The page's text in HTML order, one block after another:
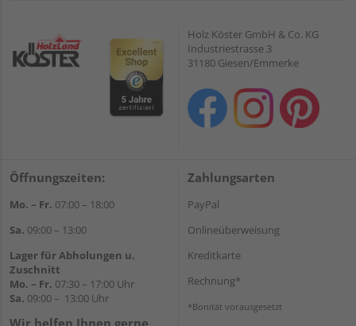
Holz Köster GmbH & Co. KG
Industriestrasse 3
31180 Giesen/Emmerke
Öffnungszeiten:
Mo. – Fr. 07:00 – 18:00
Sa. 09:00 – 13:00
Lager für Abholungen u.
Zuschnitt
Mo. – Fr. 07:30 – 17:00 Uhr
Sa. 09:00 – 13:00 Uhr
Wir helfen Ihnen gerne
Zahlungsarten
PayPal
Onlineüberweisung
Kreditkarte
Rechnung*
*Bonität vorausgesetzt